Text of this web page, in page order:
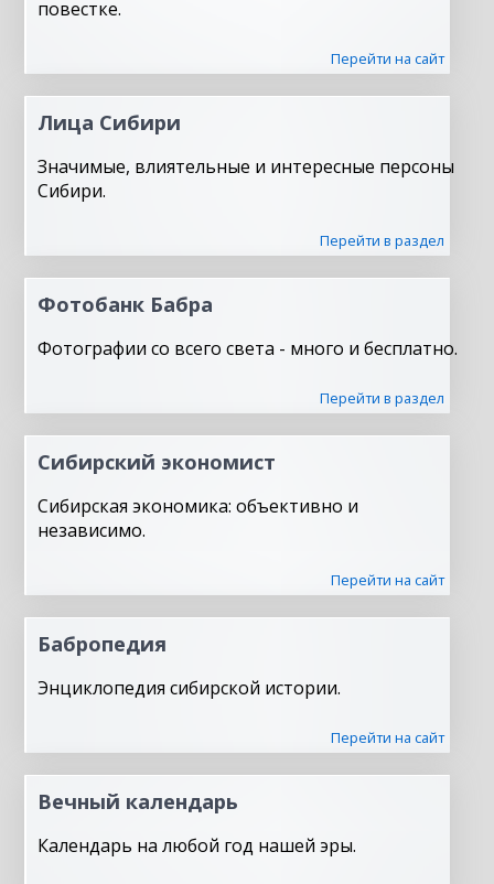
повестке.
Перейти на сайт
Лица Сибири
Значимые, влиятельные и интересные персоны
Сибири.
Перейти в раздел
Фотобанк Бабра
Фотографии со всего света - много и бесплатно.
Перейти в раздел
Сибирский экономист
Сибирская экономика: объективно и
независимо.
Перейти на сайт
Бабропедия
Энциклопедия сибирской истории.
Перейти на сайт
Вечный календарь
Календарь на любой год нашей эры.